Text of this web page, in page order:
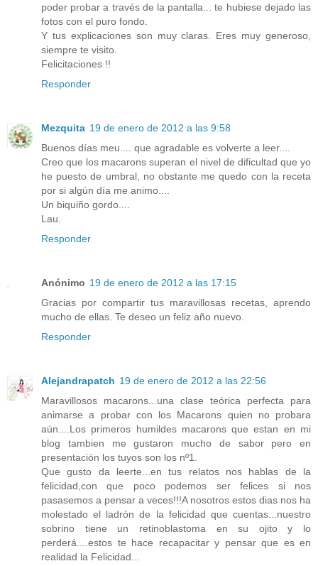
poder probar a través de la pantalla... te hubiese dejado las
fotos con el puro fondo.
Y tus explicaciones son muy claras. Eres muy generoso,
siempre te visito.
Felicitaciones !!
Responder
Mezquita 19 de enero de 2012 a las 9:58
Buenos días meu.... que agradable es volverte a leer....
Creo que los macarons superan el nivel de dificultad que yo
he puesto de umbral, no obstante me quedo con la receta
por si algún día me animo....
Un biquiño gordo....
Lau.
Responder
Anónimo 19 de enero de 2012 a las 17:15
Gracias por compartir tus maravillosas recetas, aprendo
mucho de ellas. Te deseo un feliz año nuevo.
Responder
Alejandrapatch 19 de enero de 2012 a las 22:56
Maravillosos macarons...una clase teórica perfecta para
animarse a probar con los Macarons quien no probara
aún....Los primeros humildes macarons que estan en mi
blog tambien me gustaron mucho de sabor pero en
presentación los tuyos son los nº1.
Que gusto da leerte...en tus relatos nos hablas de la
felicidad,con que poco podemos ser felices si nos
pasasemos a pensar a veces!!!A nosotros estos dias nos ha
molestado el ladrón de la felicidad que cuentas...nuestro
sobrino tiene un retinoblastoma en su ojito y lo
perderá....estos te hace recapacitar y pensar que es en
realidad la Felicidad...